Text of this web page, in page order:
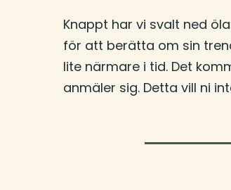
Knappt har vi svalt ned
för att berätta om sin
lite närmare i tid. Det
anmäler sig. Detta vill ni